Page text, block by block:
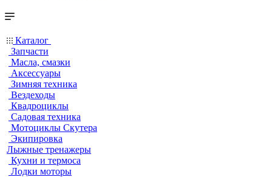
Каталог
Запчасти
Масла, смазки
Аксессуары
Зимняя техника
Вездеходы
Квадроциклы
Садовая техника
Мотоциклы Скутера
Экипировка
Лыжные тренажеры
Кухни и термоса
Лодки моторы